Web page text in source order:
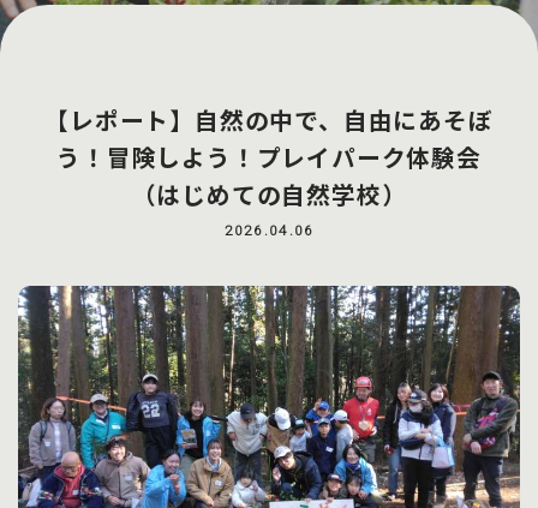
【レポート】自然の中で、自由にあそぼ
う！冒険しよう！プレイパーク体験会
（はじめての自然学校）
2026.04.06